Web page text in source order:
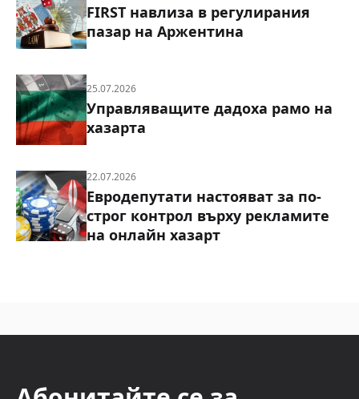
FIRST навлиза в регулирания
пазар на Аржентина
25.07.2026
Управляващите дадоха рамо на
хазарта
22.07.2026
Евродепутати настояват за по-
строг контрол върху рекламите
на онлайн хазарт